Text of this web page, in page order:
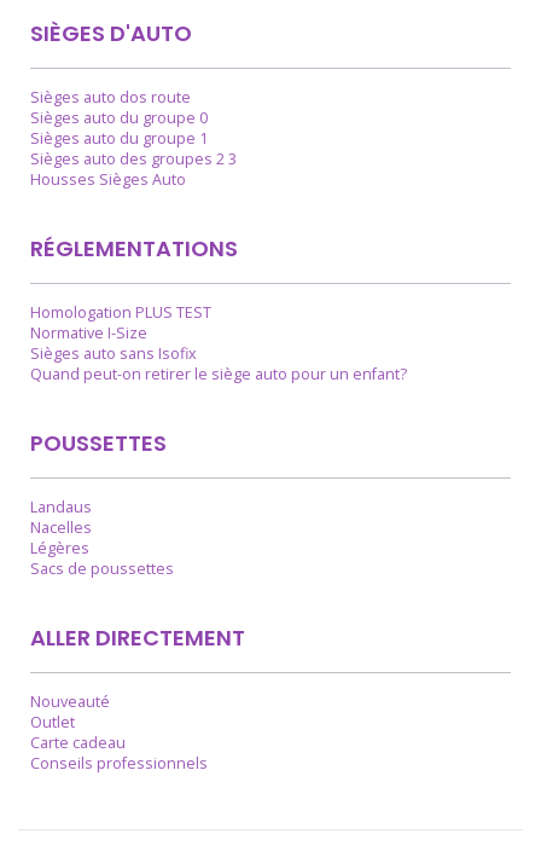
SIÈGES D'AUTO
Sièges auto dos route
Sièges auto du groupe 0
Sièges auto du groupe 1
Sièges auto des groupes 2 3
Housses Sièges Auto
RÉGLEMENTATIONS
Homologation PLUS TEST
Normative I-Size
Sièges auto sans Isofix
Quand peut-on retirer le siège auto pour un enfant?
POUSSETTES
Landaus
Nacelles
Légères
Sacs de poussettes
ALLER DIRECTEMENT
Nouveauté
Outlet
Carte cadeau
Conseils professionnels